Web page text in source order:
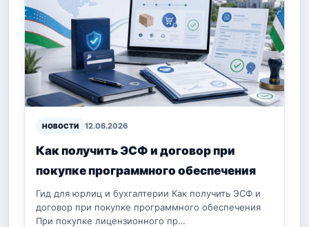
НОВОСТИ 12.06.2026
Как получить ЭСФ и договор при
покупке программного обеспечения
Гид для юрлиц и бухгалтерии Как получить ЭСФ и
договор при покупке программного обеспечения
При покупке лицензионного пр…